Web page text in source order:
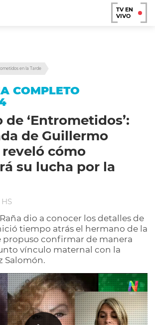
TV EN
VIVO
en la Tarde
COMPLETO
de ‘Entrometidos’:
de Guillermo
cómo
su lucha por la
dio a conocer los detalles de
tiempo atrás el hermano de la
propuso confirmar de manera
vínculo maternal con la
Salomón.